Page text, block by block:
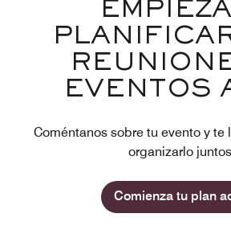
EVENTOS
Coméntanos sobre tu evento y te
organizarlo juntos
Comienza tu plan